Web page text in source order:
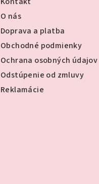
O nás
Doprava a platba
Obchodné podmienky
Ochrana osobných údajov
Odstúpenie od zmluvy
Reklamácie